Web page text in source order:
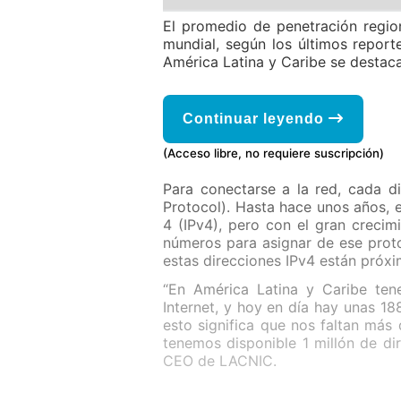
El promedio de penetración
mundial, según los últimos
América Latina y Caribe se
Continuar leyendo
(Acceso libre, no requiere suscripción)
Para conectarse a la red, cada
Protocol). Hasta hace unos
4 (IPv4), pero con el gran
números para asignar de ese
estas direcciones IPv4 están
“En América Latina y Caribe
Internet, y hoy en día hay unas
esto significa que nos faltan
tenemos disponible 1 millón de
CEO de LACNIC.